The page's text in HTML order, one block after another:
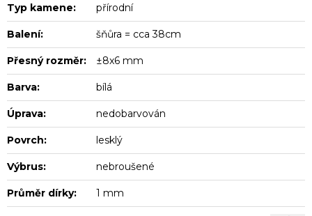
Typ kamene: přírodní
Balení: šňůra = cca 38cm
Přesný rozměr: ±8x6 mm
Barva: bílá
Úprava: nedobarvován
Povrch: lesklý
Výbrus: nebroušené
Průměr dírky: 1 mm